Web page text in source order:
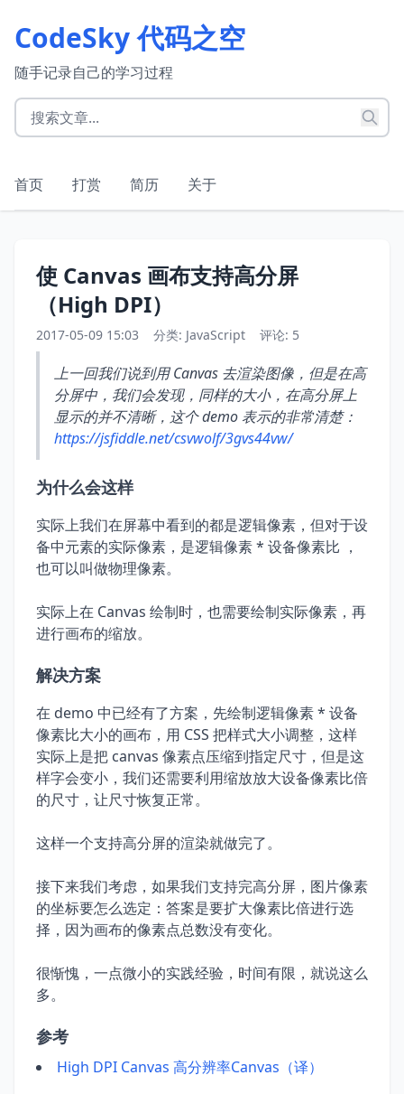
CodeSky 代码之空
随手记录自己的学习过程
首页 打赏 简历 关于
使 Canvas 画布支持高分屏
（High DPI）
2017-05-09 15:03 分类: JavaScript 评论: 5
上一回我们说到用 Canvas 去渲染图像，但是在高
分屏中，我们会发现，同样的大小，在高分屏上
显示的并不清晰，这个 demo 表示的非常清楚：
https://jsfiddle.net/csvwolf/3gvs44vw/
为什么会这样
实际上我们在屏幕中看到的都是逻辑像素，但对于设
备中元素的实际像素，是逻辑像素 * 设备像素比 ，
也可以叫做物理像素。
实际上在 Canvas 绘制时，也需要绘制实际像素，再
进行画布的缩放。
解决方案
在 demo 中已经有了方案，先绘制逻辑像素 * 设备
像素比大小的画布，用 CSS 把样式大小调整，这样
实际上是把 canvas 像素点压缩到指定尺寸，但是这
样字会变小，我们还需要利用缩放放大设备像素比倍
的尺寸，让尺寸恢复正常。
这样一个支持高分屏的渲染就做完了。
接下来我们考虑，如果我们支持完高分屏，图片像素
的坐标要怎么选定：答案是要扩大像素比倍进行选
择，因为画布的像素点总数没有变化。
很惭愧，一点微小的实践经验，时间有限，就说这么
多。
参考
High DPI Canvas 高分辨率Canvas（译）